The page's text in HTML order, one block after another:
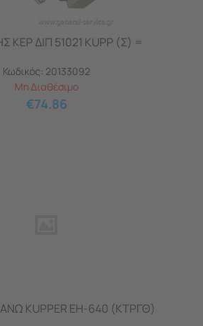
ΚΕΡ ΔΙΠ 51021 KUPP (Σ) =
Κωδικός: 20133092
Μη Διαθέσιμο
€74.86
KUPPER EH-640 (ΚΤΡΓΘ)